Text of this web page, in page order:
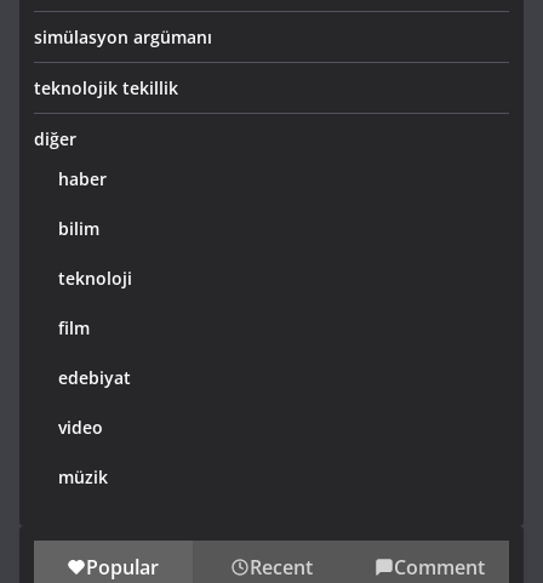
simülasyon argümanı
teknolojik tekillik
diğer
haber
bilim
teknoloji
film
edebiyat
video
müzik
Popular Recent Comment